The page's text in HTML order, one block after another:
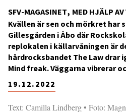
SFV-MAGASINET MED HJÄLP
19.12.2022
Kvällen är sen och mörkret har
Gillesgården i Åbo där
replokalen i källarvåningen är
hårdrocksbandet The Law drar
Mind freak. Väggarna vibrerar
Text: Camilla Lindberg • Foto: